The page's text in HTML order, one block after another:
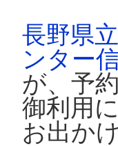
長野県
ンター
が、予
御利用
お出か